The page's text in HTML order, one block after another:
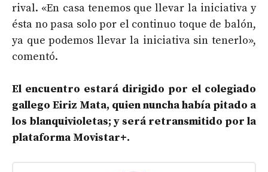
rival. «En casa tenemos que llevar la iniciativa y
ésta no pasa solo por el continuo toque de balón,
ya que podemos llevar la iniciativa sin tenerlo»,
comentó.
El encuentro estará dirigido por el colegiado
gallego Eiriz Mata, quien nuncha había pitado a
los blanquivioletas; y será retransmitido por la
plataforma Movistar+.